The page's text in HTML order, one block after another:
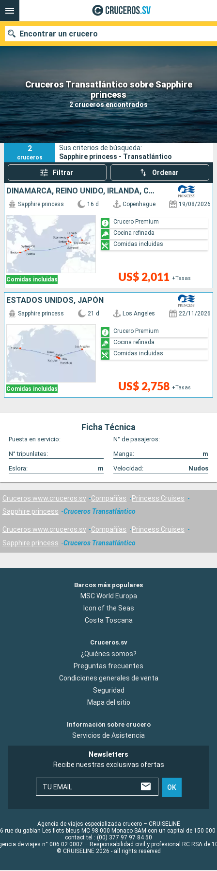
Cruceros Transatlántico sobre Sapphire
princess
2 cruceros encontrados
Encontrar un crucero
Nuestros destinos
Fecha de salida
Puertos Compañías
Buscar
2
cruceros
Sus criterios de búsqueda:
Sapphire princess - Transatlántico
Filtrar Ordenar
DINAMARCA, REINO UNIDO, IRLANDA, CANADÁ, ESTADOS UNIDOS
Comidas incluidas
Sapphire princess 16 d Copenhague 19/08/2026
US$ 2,011 +Tasas
Crucero Premium
Cocina refinada
Comidas incluidas
ESTADOS UNIDOS, JAPÓN
Comidas incluidas
Sapphire princess 21 d Los Angeles 22/11/2026
US$ 2,758 +Tasas
Crucero Premium
Cocina refinada
Comidas incluidas
Ficha Técnica
Puesta en servicio:
N° de pasajeros:
N° tripunlates:
Manga:
m
Eslora:
m Velocidad: Nudos
Cruceros www.cruceros.sv Compañías
Princess Cruises
Sapphire princess
Cruceros Transatlántico
Cruceros www.cruceros.sv Compañías
Princess Cruises
Sapphire princess
Cruceros Transatlántico
Barcos más populares
MSC World Europa
Icon of the Seas
Costa Toscana
Cruceros.sv
¿Quiénes somos?
Preguntas frecuentes
Condiciones generales de venta
Seguridad
Mapa del sitio
Información sobre crucero
Servicios de Asistencia
Newsletters
Recibe nuestras exclusivas ofertas
TU EMAIL OK
Agencia de viajes especializada crucero – CRUISELINE
rue du gabian Les flots bleus MC 98 000 Monaco SAM con un capital de 150 000
contact tel : (00) 377 97 97 84 50
de viajes n° 006 02 0007 – Responsabilidad civil y profesional RC RSA de
© CRUISELINE 2026 - all rights reserved